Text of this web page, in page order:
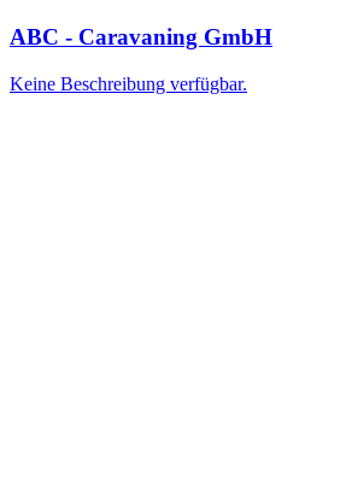
ABC - Caravaning GmbH
Keine Beschreibung verfügbar.